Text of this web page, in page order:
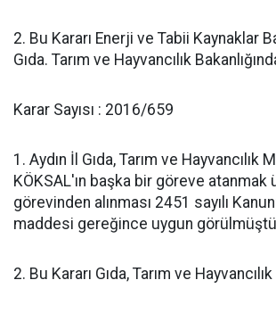
2. Bu Kararı Enerji ve Tabii Kaynaklar
Gıda. Tarım ve Hayvancılık
Karar Sayısı : 2016/659
1. Aydın İl Gıda, Tarım ve Hayvancılık
KÖKSAL'ın başka bir göreve atanmak
görevinden alınması 2451 sayılı
maddesi gereğince uygun
2. Bu Kararı Gıda, Tarım ve